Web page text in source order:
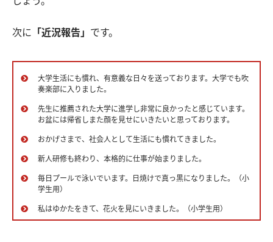
次に 「近況報告」 です。
大学生活にも慣れ、有意義な日々を送っております。大学でも吹
奏楽部に入りました。
先生に推薦された大学に進学し非常に良かったと感じています。
お盆には帰省しまた顔を見せにいきたいと思っております。
おかげさまで、社会人として生活にも慣れてきました。
新人研修も終わり、本格的に仕事が始まりました。
毎日プールで泳いでいます。日焼けで真っ黒になりました。（小
学生用）
私はゆかたをきて、花火を見にいきました。（小学生用）